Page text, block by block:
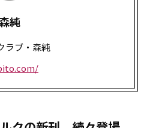
純
ラブ・森純